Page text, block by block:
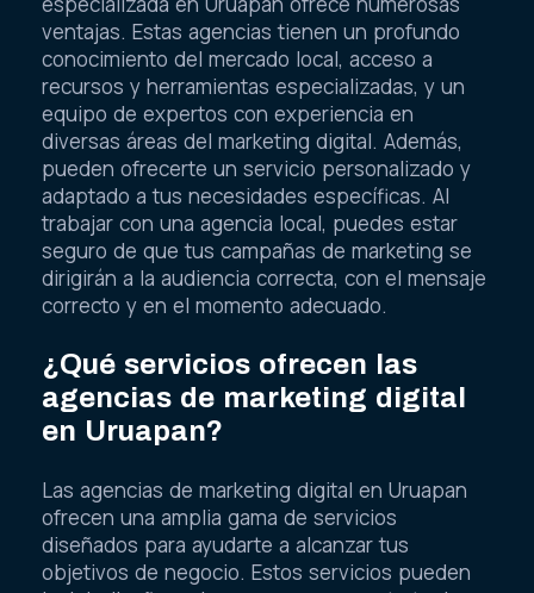
ventajas. Estas agencias tienen un profundo
conocimiento del mercado local, acceso a
recursos y herramientas especializadas, y un
equipo de expertos con experiencia en
diversas áreas del marketing digital. Además,
pueden ofrecerte un servicio personalizado y
adaptado a tus necesidades específicas. Al
trabajar con una agencia local, puedes estar
seguro de que tus campañas de marketing se
dirigirán a la audiencia correcta, con el mensaje
correcto y en el momento adecuado.
¿Qué servicios ofrecen las
agencias de marketing digital
en Uruapan?
Las agencias de marketing digital en Uruapan
ofrecen una amplia gama de servicios
diseñados para ayudarte a alcanzar tus
objetivos de negocio. Estos servicios pueden